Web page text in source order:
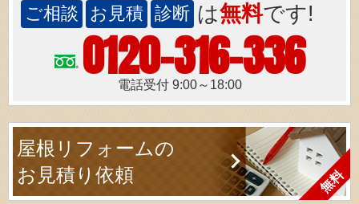
ご相談 お見積 診断 は無料です!
0120-316-336
電話受付 9:00～18:00
屋根リフォームの
お見積り依頼